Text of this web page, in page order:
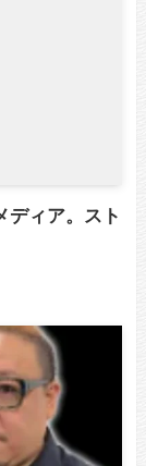
ディア。スト